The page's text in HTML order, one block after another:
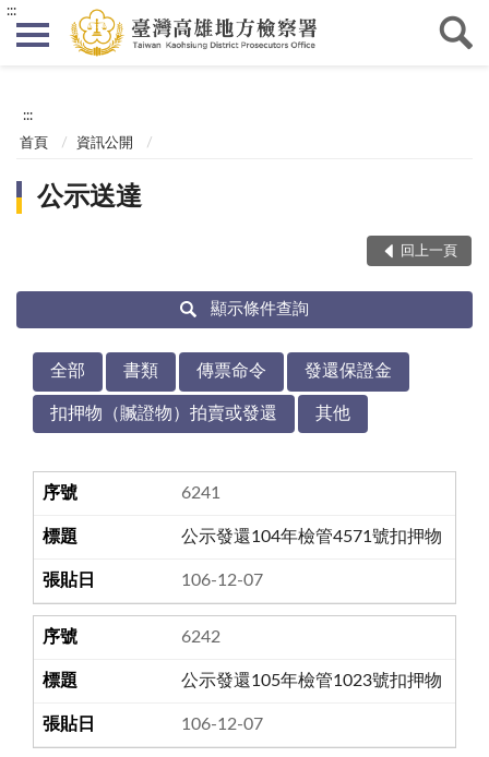
:::
:::
首頁 資訊公開
公示送達
回上一頁
顯示條件查詢
全部 書類 傳票命令 發還保證金
扣押物（贓證物）拍賣或發還 其他
6241
公示發還104年檢管4571號扣押物
106-12-07
6242
公示發還105年檢管1023號扣押物
106-12-07